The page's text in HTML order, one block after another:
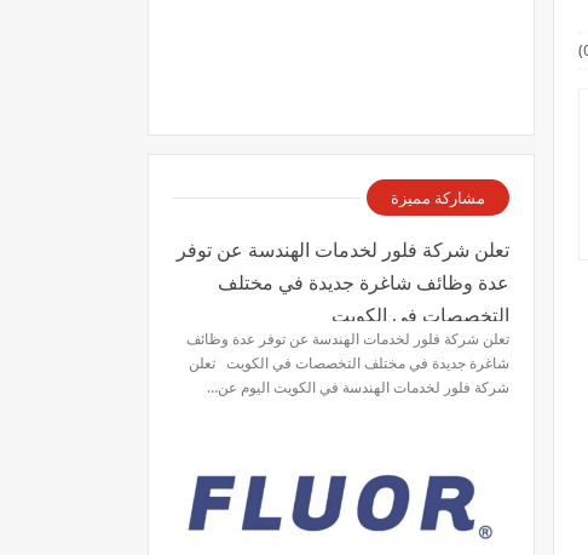
مشاركة مميزة
تعلن شركة فلور لخدمات الهندسة عن توفر
عدة وظائف شاغرة جديدة في مختلف
التخصصات في الكويت
تعلن شركة فلور لخدمات الهندسة عن توفر عدة وظائف
شاغرة جديدة في مختلف التخصصات في الكويت تعلن
شركة فلور لخدمات الهندسة في الكويت اليوم عن…